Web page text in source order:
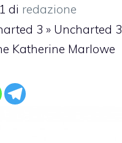
di redazione
3 » Uncharted 3
Katherine Marlowe